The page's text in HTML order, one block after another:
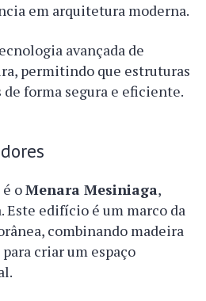
em arquitetura moderna.
avançada de
permitindo que estruturas
forma segura e eficiente.
oMenara Mesiniaga,
Este edifício é um marco da
combinando madeira
criar um espaço